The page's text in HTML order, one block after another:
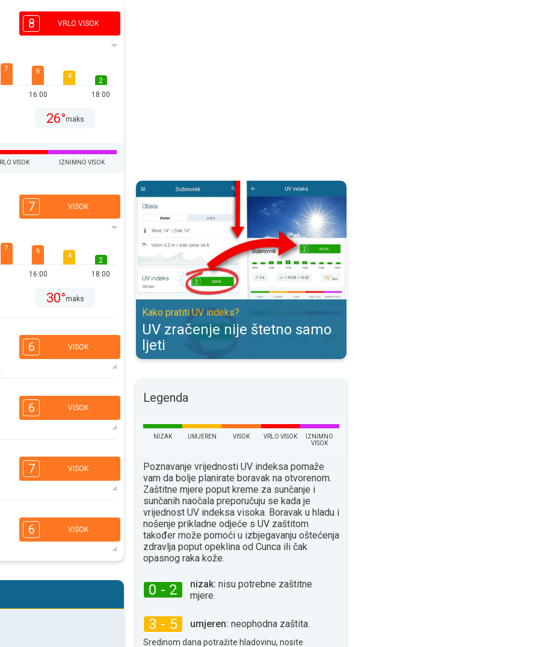
8 VRLO VISOK
7 6
16:00
4
2
18:00
26°maks
VISOK IZNIMNO VISOK
7 VISOK
7 6
16:00
4
2
18:00
30°maks
6 VISOK
16:00
3
2
32°
6 VISOK
16:00
3
2
28°
7 VISOK
16:00
4
31°maks
6 VISOK
2
UV zračenje nije štetno samo ljeti. Kako pratiti UV indeks?. . .
Kako pratiti UV indeks?
UV zračenje nije štetno samo
ljeti
Legenda
NIZAK UMJEREN VISOK VRLO VISOK
IZNIMNO
VISOK
Poznavanje vrijednosti UV indeksa pomaže
vam da bolje planirate boravak na otvorenom.
Zaštitne mjere poput kreme za sunčanje i
sunčanih naočala preporučuju se kada je
vrijednost UV indeksa visoka. Boravak u hladu i
nošenje prikladne odjeće s UV zaštitom
također može pomoći u izbjegavanju oštećenja
zdravlja poput opeklina od Сunca ili čak
opasnog raka kože.
0 - 2 nizak: nisu potrebne zaštitne
mjere.
3 - 5 umjeren: neophodna zaštita.
Sredinom dana potražite hladovinu, nosite